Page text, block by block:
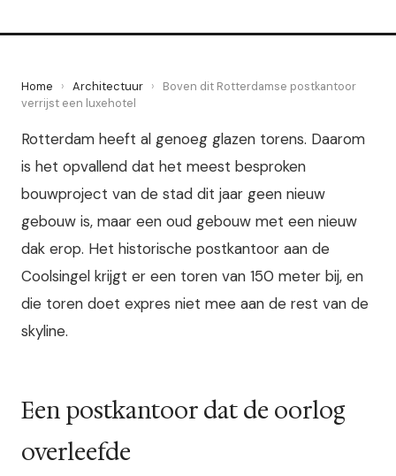
Home › Architectuur ›
Boven dit Rotterdamse postkantoor
verrijst een luxehotel
Rotterdam heeft al genoeg glazen torens. Daarom
is het opvallend dat het meest besproken
bouwproject van de stad dit jaar geen nieuw
gebouw is, maar een oud gebouw met een nieuw
dak erop. Het historische postkantoor aan de
Coolsingel krijgt er een toren van 150 meter bij, en
die toren doet expres niet mee aan de rest van de
skyline.
Een postkantoor dat de oorlog
overleefde